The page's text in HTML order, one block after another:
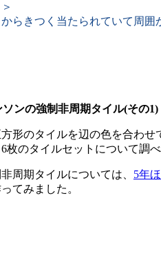
らきつく当たられていて周囲
ンの強制非周期タイル(その1)
形のタイルを辺の色を合わせ
枚のタイルセットについて調
周期タイルについては、 5年
てみました。